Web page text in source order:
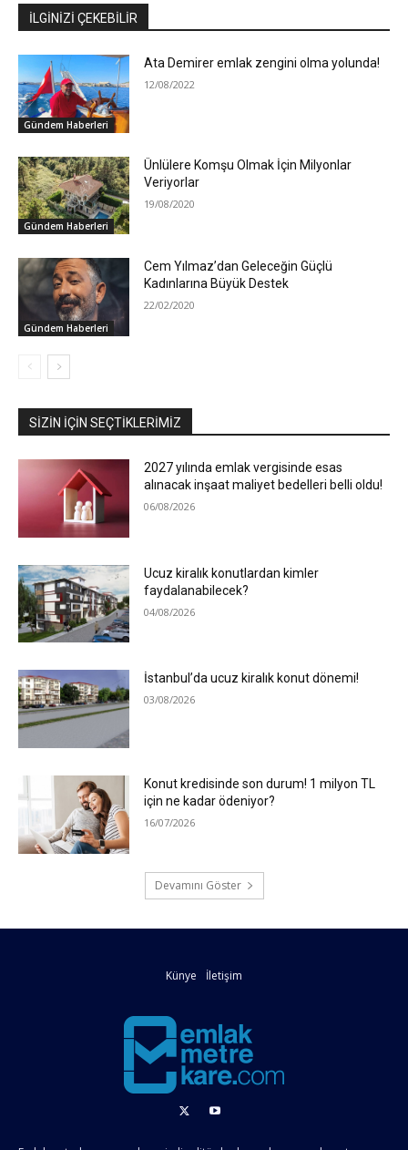
İLGİNİZİ ÇEKEBİLİR
Gündem Haberleri
Ata Demirer emlak zengini olma yolunda!
12/08/2022
Gündem Haberleri
Ünlülere Komşu Olmak İçin Milyonlar
Veriyorlar
19/08/2020
Gündem Haberleri
Cem Yılmaz’dan Geleceğin Güçlü
Kadınlarına Büyük Destek
22/02/2020
SIZIN İÇIN SEÇTIKLERIMIZ
2027 yılında emlak vergisinde esas
alınacak inşaat maliyet bedelleri belli oldu!
06/08/2026
Ucuz kiralık konutlardan kimler
faydalanabilecek?
04/08/2026
İstanbul’da ucuz kiralık konut dönemi!
03/08/2026
Konut kredisinde son durum! 1 milyon TL
için ne kadar ödeniyor?
16/07/2026
Devamını Göster
Künye İletişim